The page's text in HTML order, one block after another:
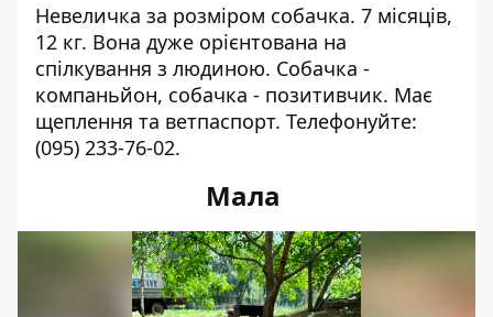
Невеличка за розміром собачка. 7 місяців,
12 кг. Вона дуже орієнтована на
спілкування з людиною. Собачка -
компаньйон, собачка - позитивчик. Має
щеплення та ветпаспорт. Телефонуйте:
(095) 233-76-02.
Мала